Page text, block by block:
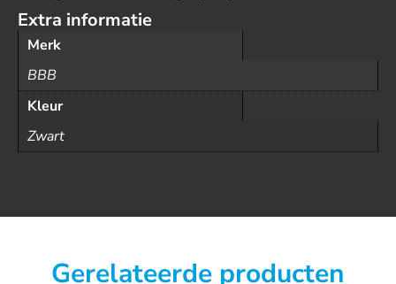
Extra informatie
Merk
BBB
Kleur
Zwart
Gerelateerde producten